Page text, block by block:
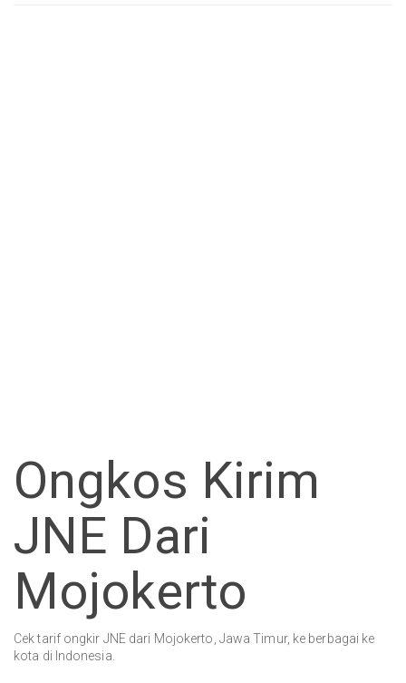
Ongkos Kirim
JNE Dari
Mojokerto
Cek tarif ongkir JNE dari Mojokerto, Jawa Timur, ke berbagai ke
kota di Indonesia.